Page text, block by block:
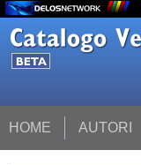
HOME AUTORI